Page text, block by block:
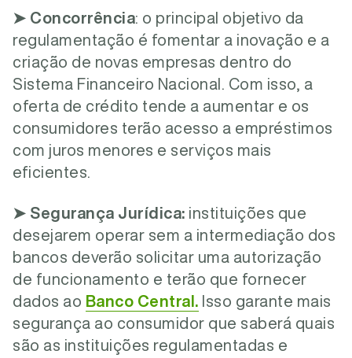
➤ Concorrência: o principal objetivo da
regulamentação é fomentar a inovação e a
criação de novas empresas dentro do
Sistema Financeiro Nacional. Com isso, a
oferta de crédito tende a aumentar e os
consumidores terão acesso a empréstimos
com juros menores e serviços mais
eficientes.
➤ Segurança Jurídica: instituições que
desejarem operar sem a intermediação dos
bancos deverão solicitar uma autorização
de funcionamento e terão que fornecer
dados ao Banco Central. Isso garante mais
segurança ao consumidor que saberá quais
são as instituições regulamentadas e